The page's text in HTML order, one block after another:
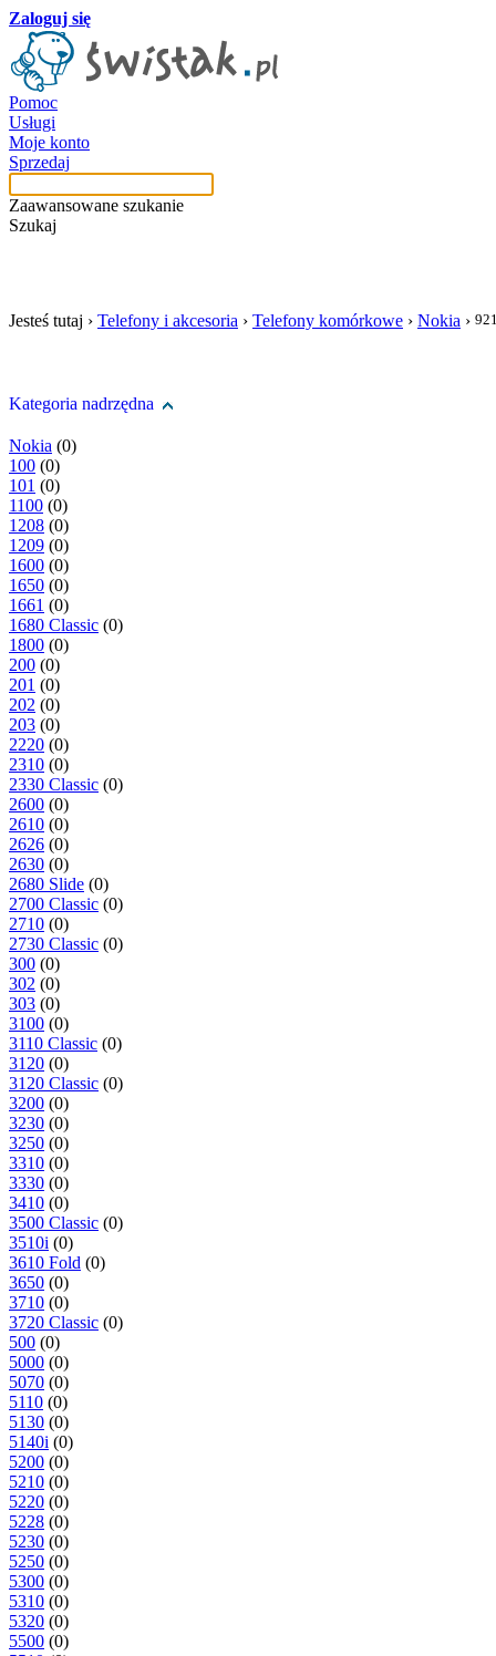
Zaloguj się
Pomoc
Usługi
Moje konto
Sprzedaj
Zaawansowane szukanie
Szukaj
Jesteś tutaj › Telefony i akcesoria › Telefony komórkowe › Nokia ›
Kategoria nadrzędna
Nokia (0)
100 (0)
101 (0)
1100 (0)
1208 (0)
1209 (0)
1600 (0)
1650 (0)
1661 (0)
1680 Classic (0)
1800 (0)
200 (0)
201 (0)
202 (0)
203 (0)
2220 (0)
2310 (0)
2330 Classic (0)
2600 (0)
2610 (0)
2626 (0)
2630 (0)
2680 Slide (0)
2700 Classic (0)
2710 (0)
2730 Classic (0)
300 (0)
302 (0)
303 (0)
3100 (0)
3110 Classic (0)
3120 (0)
3120 Classic (0)
3200 (0)
3230 (0)
3250 (0)
3310 (0)
3330 (0)
3410 (0)
3500 Classic (0)
3510i (0)
3610 Fold (0)
3650 (0)
3710 (0)
3720 Classic (0)
500 (0)
5000 (0)
5070 (0)
5110 (0)
5130 (0)
5140i (0)
5200 (0)
5210 (0)
5220 (0)
5228 (0)
5230 (0)
5250 (0)
5300 (0)
5310 (0)
5320 (0)
5500 (0)